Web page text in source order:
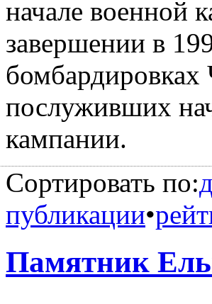
начале военной
завершении в
бомбардировках
послуживших
кампании.
Сортировать по:
публикации•
Памятник